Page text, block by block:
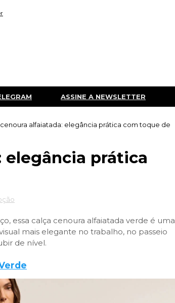
ASSINE A NEWSLETTER
alfaiatada: elegância prática com toque de
elegância prática
essa calça cenoura alfaiatada verde é uma
mais elegante no trabalho, no passeio
de nível.